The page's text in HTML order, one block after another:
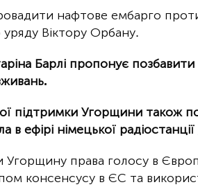
нафтове ембарго
уряду Віктору Орбану.
Барлі пропонує
підтримки Угорщини також
в ефірі німецької радіостанції
Угорщину права голосу в
консенсусу в ЄС та